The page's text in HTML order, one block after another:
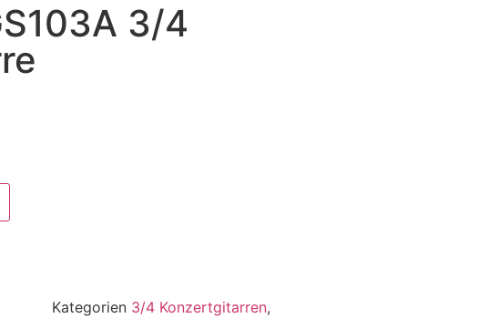
3/4
Kategorien 3/4 Konzertgitarren,